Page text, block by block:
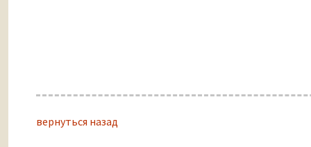
вернуться назад